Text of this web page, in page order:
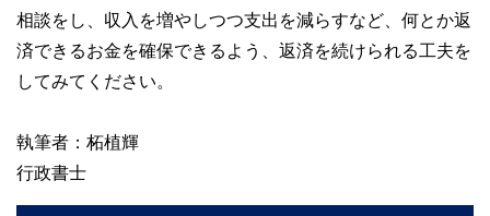
相談をし、収入を増やしつつ支出を減らすなど、何とか返
済できるお金を確保できるよう、返済を続けられる工夫を
してみてください。
執筆者：柘植輝
行政書士